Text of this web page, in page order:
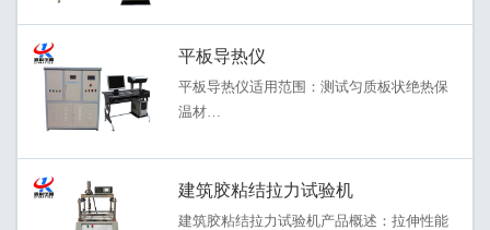
平板导热仪
平板导热仪适用范围：测试匀质板状绝热保
温材…
建筑胶粘结拉力试验机
建筑胶粘结拉力试验机产品概述：拉伸性能